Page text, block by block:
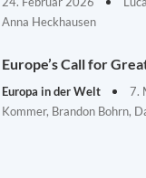
Anna Heckhausen
Europe’s Call for
Europa in der Welt 7.
Kommer, Brandon Bohrn,